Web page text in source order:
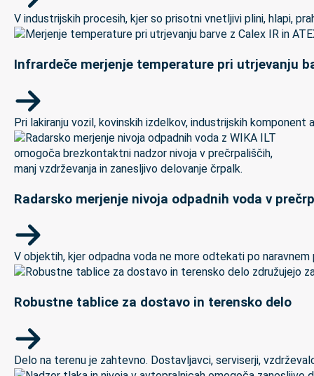
V industrijskih procesih, kjer so prisotni vnetljivi plini, hlapi,
Infrardeče merjenje temperature pri utrjevanju
Pri lakiranju vozil, kovinskih izdelkov, industrijskih
Radarsko merjenje nivoja odpadnih voda v
V objektih, kjer odpadna voda ne more odtekati po
Robustne tablice za dostavo in terensko delo
Delo na terenu je zahtevno. Dostavljavci, serviserji,